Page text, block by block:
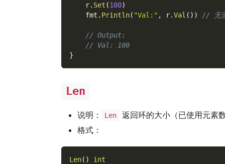
    r
. Set (100)
    fmt
. Println( "Val:" , r.Val ( ) ) // 无
// Output:
// Val: 100
}
Len
说明： Len
返回环的大小（已使用元素数
格式：
Len( ) int